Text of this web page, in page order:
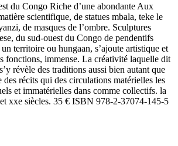
du Congo Riche d’une abondante Aux
scientifique, de statues mbala, teke le
de masques de l’ombre. Sculptures
du sud-ouest du Congo de pendentifs
territoire ou hungaan, s’ajoute artistique et
fonctions, immense. La créativité laquelle dit
révèle des traditions aussi bien autant que
des récits qui des circulations matérielles les
et immatérielles dans comme collectifs. la
xxe siècles. 35 € ISBN 978-2-37074-145-5